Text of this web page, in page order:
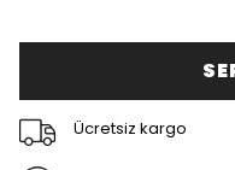
Ücretsiz kargo